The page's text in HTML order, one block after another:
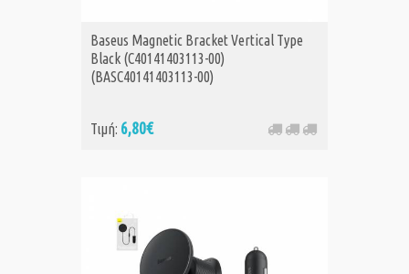
Baseus Magnetic Bracket Vertical Type
Black (C40141403113-00)
(BASC40141403113-00)
Τιμή: 6,80€